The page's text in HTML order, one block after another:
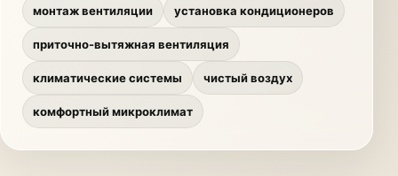
монтаж вентиляции установка кондиционеров
приточно-вытяжная вентиляция
климатические системы чистый воздух
комфортный микроклимат